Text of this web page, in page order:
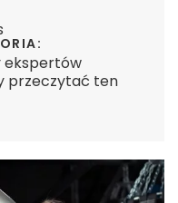
ekspertów
przeczytać ten